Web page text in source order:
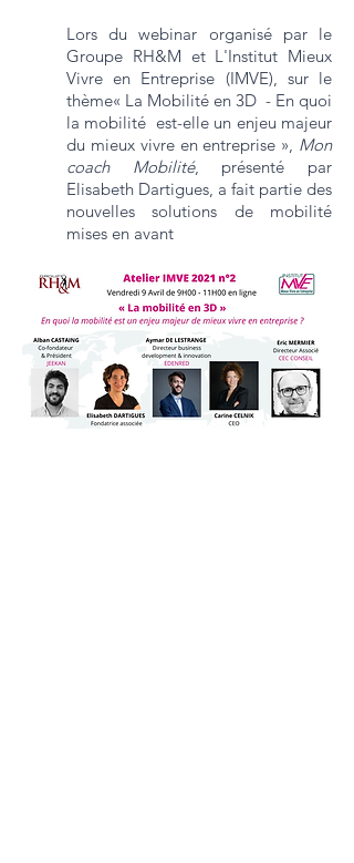
Lors du webinar organisé par le
Groupe RH&M et L'Institut Mieux
Vivre en Entreprise (IMVE), sur le
thème« La Mobilité en 3D - En quoi
la mobilité est-elle un enjeu majeur
du mieux vivre en entreprise », Mon
coach Mobilité, présenté par
Elisabeth Dartigues, a fait partie des
nouvelles solutions de mobilité
mises en avant